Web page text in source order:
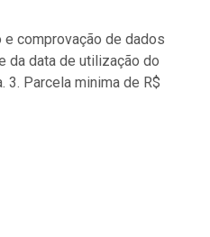
comprovação de dados
da data de utilização do
3. Parcela minima de R$